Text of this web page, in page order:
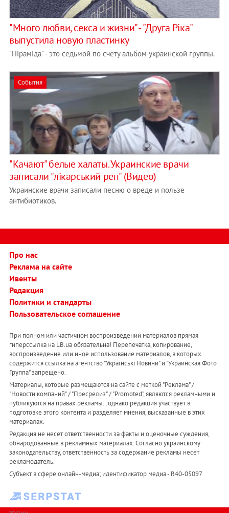
"Много любви, секса и жизни" - "Друга Ріка"
выпустила новую пластинку
"Піраміда" - это седьмой по счету альбом украинской группы.
События
"Качают" белые халаты. Украинские врачи
записали "лікарський реп" (Видео)
Украинские врачи записали песню о вреде и пользе
антибиотиков.
Про нас
Реклама на сайте
Ивенты
Редакция
Политики и стандарты
Пользовательское соглашение
При полном или частичном воспроизведении материалов прямая
гиперссылка на LB.ua обязательна! Перепечатка, копирование,
воспроизведение или иное использование материалов, в которых
содержится ссылка на агентство "Українськi Новини" и "Украинская Фото
Группа" запрещено.
Материалы, которые размещаются на сайте с меткой "Реклама" /
"Новости компаний" / "Пресрелиз" / "Promoted", являются рекламными и
публикуются на правах рекламы. , однако редакция участвует в
подготовке этого контента и разделяет мнения, высказанные в этих
материалах.
Редакция не несет ответственности за факты и оценочные суждения,
обнародованные в рекламных материалах. Согласно украинскому
законодательству, ответственность за содержание рекламы несет
рекламодатель.
Субъект в сфере онлайн-медиа; идентификатор медиа - R40-05097